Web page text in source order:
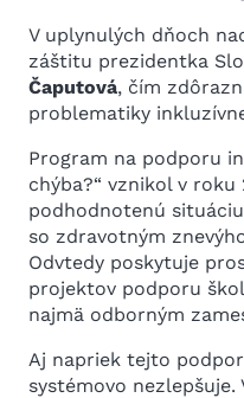
V uplynulých dňoch
záštitu prezidentka
Čaputová, čím
problematiky
Program na podporu
chýba?“ vznikol v roku
podhodnotenú
so zdravotným
Odvtedy poskytuje
projektov podporu
najmä odborným
Aj napriek tejto
systémovo